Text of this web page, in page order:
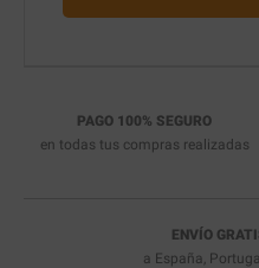
PAGO 100% SEGURO
en todas tus compras realizadas
ENVÍO
a España,